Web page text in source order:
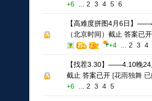
+6 2 3 4 5 6
【高难度拼图4月6日】
（北京时间）截止 答案已开
+4
2 3 4
【找茬3.30】——4.10晚24
截止 答案已开 [花雨独舞
+6
2 3 4 5